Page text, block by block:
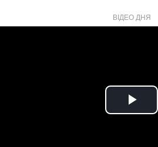
ВІДЕО ДНЯ
Play